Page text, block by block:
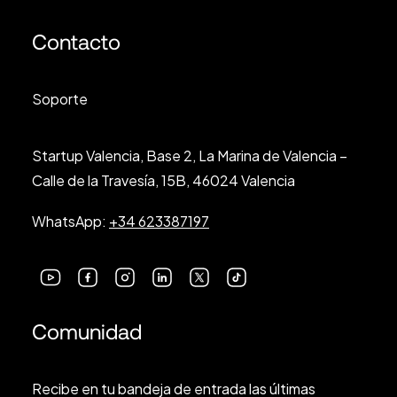
Contacto
Soporte
Startup Valencia, Base 2, La Marina de Valencia –
Calle de la Travesía, 15B, 46024 Valencia
WhatsApp: +34 623387197
Comunidad
Recibe en tu bandeja de entrada las últimas